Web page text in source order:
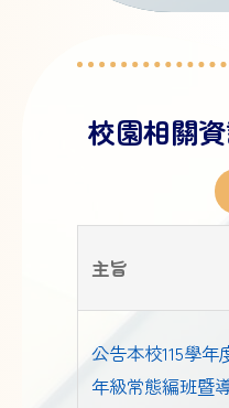
校園相關
主旨
公告本校115學年
年級常態編班暨